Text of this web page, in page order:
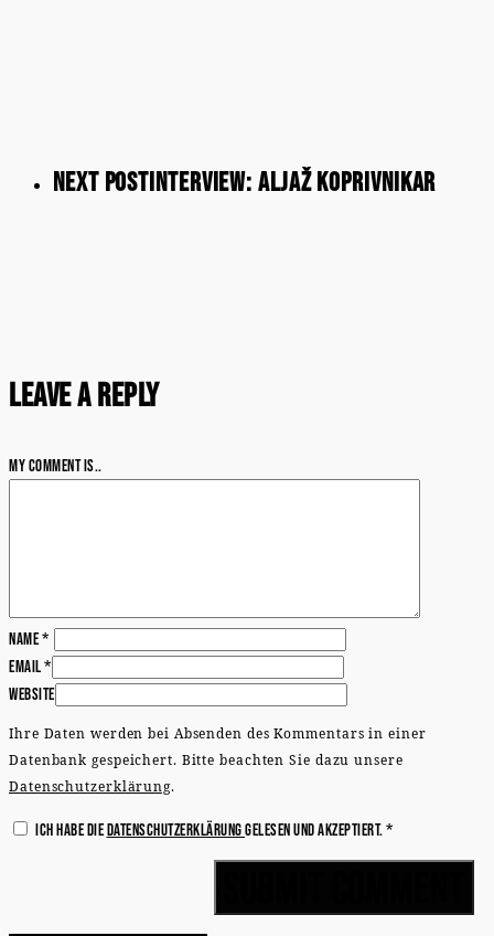
Next Post Interview: Aljaž Koprivnikar
Leave a Reply
My comment is..
Name*
Email*
Website
Ihre Daten werden bei Absenden des Kommentars in einer
Datenbank gespeichert. Bitte beachten Sie dazu unsere
Datenschutzerklärung.
Ich habe dieDatenschutzerklärunggelesen und akzeptiert.*